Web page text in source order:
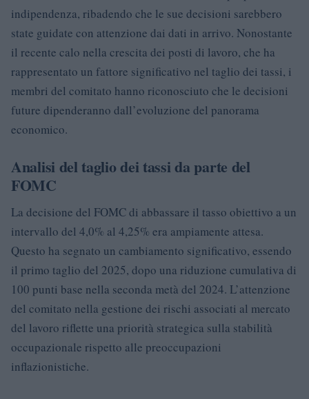
indipendenza, ribadendo che le sue decisioni sarebbero
state guidate con attenzione dai dati in arrivo. Nonostante
il recente calo nella crescita dei posti di lavoro, che ha
rappresentato un fattore significativo nel taglio dei tassi, i
membri del comitato hanno riconosciuto che le decisioni
future dipenderanno dall’evoluzione del panorama
economico.
Analisi del taglio dei tassi da parte del
FOMC
La decisione del FOMC di abbassare il tasso obiettivo a un
intervallo del 4,0% al 4,25% era ampiamente attesa.
Questo ha segnato un cambiamento significativo, essendo
il primo taglio del 2025, dopo una riduzione cumulativa di
100 punti base nella seconda metà del 2024. L’attenzione
del comitato nella gestione dei rischi associati al mercato
del lavoro riflette una priorità strategica sulla stabilità
occupazionale rispetto alle preoccupazioni
inflazionistiche.